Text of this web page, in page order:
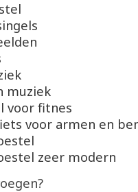
muziek
voor fitnes
voor armen en
zeer modern